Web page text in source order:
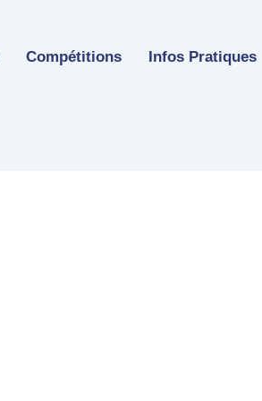
Compétitions Infos Pratiques